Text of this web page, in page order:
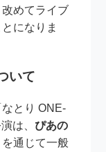
めてライブ
になりま
いて
とり ONE-
は、 ぴあの
を通じて一般